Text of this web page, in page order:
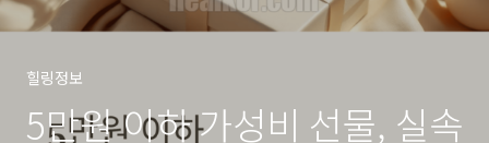
힐링정보
5만원 이하 가성비 선물, 실속